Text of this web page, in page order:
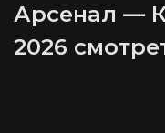
Арсенал —
2026